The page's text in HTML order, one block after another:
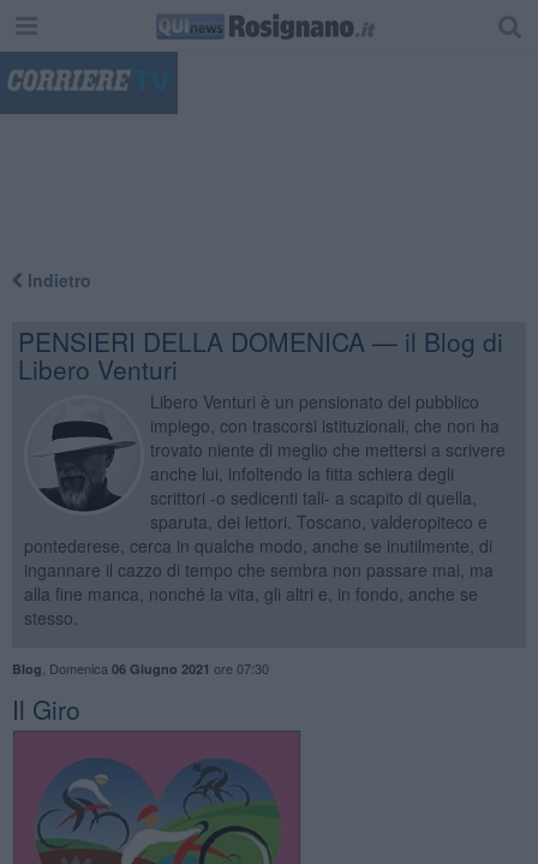
Indietro
PENSIERI DELLA DOMENICA — il Blog di
Libero Venturi
Libero Venturi è un pensionato del pubblico
impiego, con trascorsi istituzionali, che non ha
trovato niente di meglio che mettersi a scrivere
anche lui, infoltendo la fitta schiera degli
scrittori -o sedicenti tali- a scapito di quella,
sparuta, dei lettori. Toscano, valderopiteco e
pontederese, cerca in qualche modo, anche se inutilmente, di
ingannare il cazzo di tempo che sembra non passare mai, ma
alla fine manca, nonché la vita, gli altri e, in fondo, anche se
stesso.
Blog Domenica 06 Giugno 2021 ore 07:30
​Il Giro